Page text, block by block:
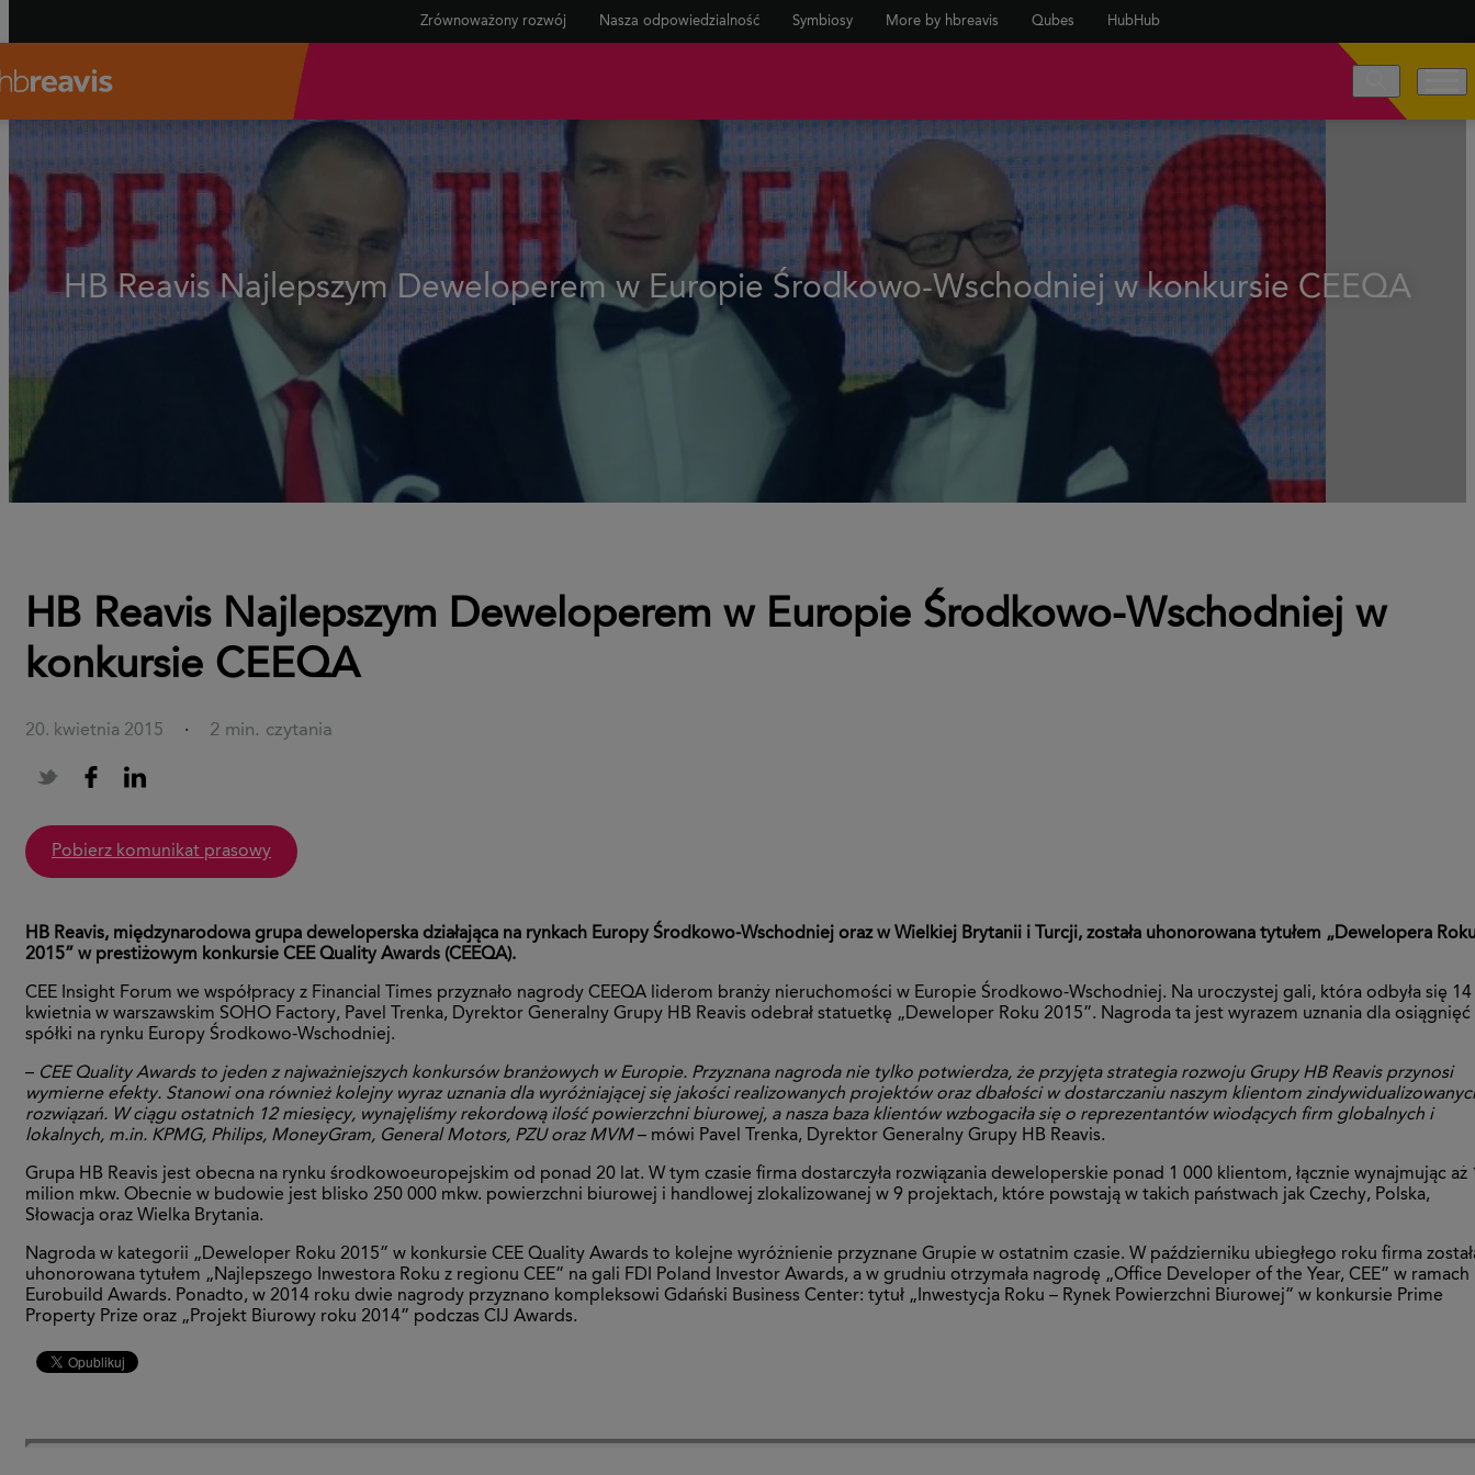
Zrównoważony rozwój Nasza odpowiedzialność Symbiosy More by hbreavis Qubes HubHub
HB Reavis Najlepszym Deweloperem w Europie Środkowo-Wschodniej w konkursie CEEQA
HB Reavis Najlepszym Deweloperem w Europie Środkowo-Wschodniej w
konkursie CEEQA
20. kwietnia 2015 · 2 min. czytania
pobierz komunikat prasowy
HB Reavis, międzynarodowa grupa deweloperska działająca na rynkach Europy Środkowo-Wschodniej oraz w Wielkiej Brytanii i Turcji, została uhonorowana tytułem „Dewelopera
2015” w prestiżowym konkursie CEE Quality Awards (CEEQA).
CEE Insight Forum we współpracy z Financial Times przyznało nagrody CEEQA liderom branży nieruchomości w Europie Środkowo-Wschodniej. Na uroczystej gali, która odbyła się 14
kwietnia w warszawskim SOHO Factory, Pavel Trenka, Dyrektor Generalny Grupy HB Reavis odebrał statuetkę „Deweloper Roku 2015”. Nagroda ta jest wyrazem uznania dla osiągnięć
spółki na rynku Europy Środkowo-Wschodniej.
– CEE Quality Awards to jeden z najważniejszych konkursów branżowych w Europie. Przyznana nagroda nie tylko potwierdza, że przyjęta strategia rozwoju Grupy HB Reavis przynosi
wymierne efekty. Stanowi ona również kolejny wyraz uznania dla wyróżniającej się jakości realizowanych projektów oraz dbałości w dostarczaniu naszym klientom
rozwiązań. W ciągu ostatnich 12 miesięcy, wynajęliśmy rekordową ilość powierzchni biurowej, a nasza baza klientów wzbogaciła się o reprezentantów wiodących firm globalnych i
lokalnych, m.in. KPMG, Philips, MoneyGram, General Motors, PZU oraz MVM– mówi Pavel Trenka, Dyrektor Generalny Grupy HB Reavis.
Grupa HB Reavis jest obecna na rynku środkowoeuropejskim od ponad 20 lat. W tym czasie firma dostarczyła rozwiązania deweloperskie ponad 1 000 klientom, łącznie wynajmując aż
milion mkw. Obecnie w budowie jest blisko 250 000 mkw. powierzchni biurowej i handlowej zlokalizowanej w 9 projektach, które powstają w takich państwach jak Czechy, Polska,
Słowacja oraz Wielka Brytania.
Nagroda w kategorii „Deweloper Roku 2015” w konkursie CEE Quality Awards to kolejne wyróżnienie przyznane Grupie w ostatnim czasie. W październiku ubiegłego roku firma
uhonorowana tytułem „Najlepszego Inwestora Roku z regionu CEE” na gali FDI Poland Investor Awards, a w grudniu otrzymała nagrodę „Office Developer of the Year, CEE” w ramach
Eurobuild Awards. Ponadto, w 2014 roku dwie nagrody przyznano kompleksowi Gdański Business Center: tytuł „Inwestycja Roku – Rynek Powierzchni Biurowej” w konkursie Prime
Property Prize oraz „Projekt Biurowy roku 2014” podczas CIJ Awards.